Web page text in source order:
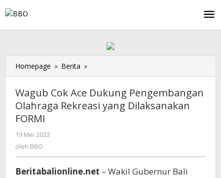
ke
Homepage » Berita »
Cok
Dukung
Pengembangan
FORMI
Wagub Cok Ace Dukung Pengembangan
Olahraga Rekreasi yang Dilaksanakan
FORMI
19 Mei 2023
oleh BBO
Beritabalionline.net – Wakil Gubernur Bali